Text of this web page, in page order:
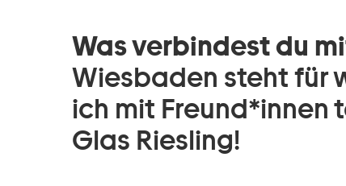
Was verbindest du
Wiesbaden steht für
ich mit Freund*innen
Glas Riesling!